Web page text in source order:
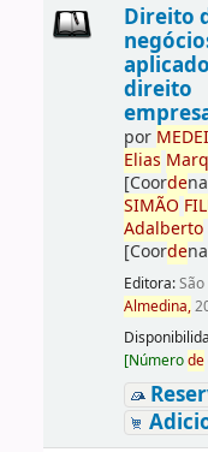
Direito
direito
por MEDE
Elias
[Coorde
SIMÃO
Adalberto
[Coorde
Editora:
Almedina,
Disponibilida
[Númerode